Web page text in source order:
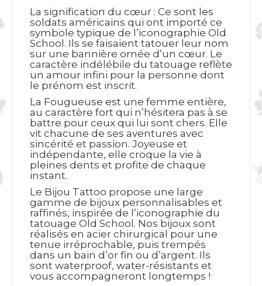
La signification du cœur : Ce sont les
soldats américains qui ont importé ce
symbole typique de l’iconographie Old
School. Ils se faisaient tatouer leur nom
sur une bannière ornée d’un cœur. Le
caractère indélébile du tatouage reflète
un amour infini pour la personne dont
le prénom est inscrit.
La Fougueuse est une femme entière,
au caractère fort qui n’hésitera pas à se
battre pour ceux qui lui sont chers. Elle
vit chacune de ses aventures avec
sincérité et passion. Joyeuse et
indépendante, elle croque la vie à
pleines dents et profite de chaque
instant.
Le Bijou Tattoo propose une large
gamme de bijoux personnalisables et
raffinés, inspirée de l’iconographie du
tatouage Old School. Nos bijoux sont
réalisés en acier chirurgical pour une
tenue irréprochable, puis trempés
dans un bain d’or fin ou d’argent. Ils
sont waterproof, water-résistants et
vous accompagneront longtemps !